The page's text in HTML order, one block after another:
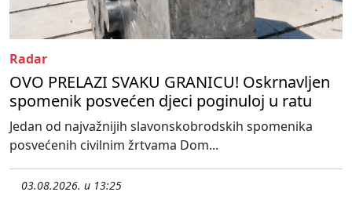
Radar
OVO PRELAZI SVAKU GRANICU! Oskrnavljen
spomenik posvećen djeci poginuloj u ratu
Jedan od najvažnijih slavonskobrodskih spomenika
posvećenih civilnim žrtvama Dom...
03.08.2026. u 13:25